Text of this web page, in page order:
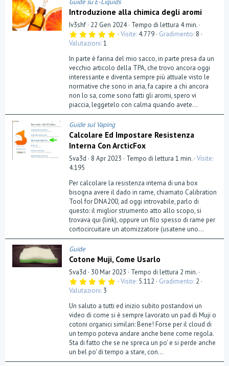
Guide su E-Liquids
Introduzione alla chimica degli aromi
Iv3shf 22 Gen 2024 Tempo di lettura 4 min.
5
0
s
t
e
l
l
a
(
e
)
Visite 4.779 Gradimento 8
Valutazioni 1
In parte è farina del mio sacco, in parte presa da un
vecchio articolo della TPA, che trovo ancora oggi
interessante e diventa sempre più attuale visto le
normative che sono in aria, fa capire a chi ancora
non lo sa, come sono fatti gli aromi, spero vi
piaccia, leggetelo con calma quando avete...
Guide sul Vaping
Calcolare Ed Impostare Resistenza
Interna Con ArcticFox
Sva3d 8 Apr 2023 Tempo di lettura 1 min. Visite
4.195
Per calcolare la resistenza interna di una box
bisogna avere il dado in rame, chiamato Calibration
Tool for DNA200, ad oggi introvabile, parlo di
questo: il miglior strumento atto allo scopo, si
trovava qui (link), oppure un filo spesso di rame per
cortocircuitare un atomizzatore (usatene uno...
Guide
Cotone Muji, Come Usarlo
Sva3d 30 Mar 2023
Tempo di lettura 2 min.
5
s
e
l
l
a
(
e
)
Visite 5.112 Gradimento 2
Valutazioni 3
Un saluto a tutti ed inizio subito postandovi un
video di come si è sempre lavorato un pad di Muji o
cotoni organici similari: Bene! Forse per il cloud di
un tempo poteva andare anche bene come regola.
Sta di fatto che se ne spreca un po' e si perde anche
un bel po' di tempo a stare, con...